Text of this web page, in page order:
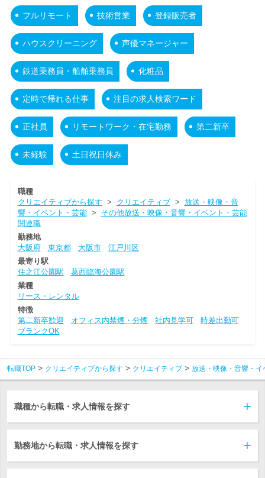
フルリモート 技術営業 登録販売者
ハウスクリーニング 声優マネージャー
鉄道乗務員・船舶乗務員 化粧品
定時で帰れる仕事 注目の求人検索ワード
正社員 リモートワーク・在宅勤務 第二新卒
未経験 土日祝日休み
職種
クリエイティブから探す > クリエイティブ> 放送・映像・音
響・イベント・芸能> その他放送・映像・音響・イベント・芸能
関連職
勤務地
大阪府
東京都 大阪市
江戸川区
最寄り駅
住之江公園駅
葛西臨海公園駅
業種
リース・レンタル
特徴
第二新卒歓迎
オフィス内禁煙・分煙 社内見学可
時差出勤可
ブランクOK
転職TOP クリエイティブから探す クリエイティブ 放送・映像・音響・イ
職種から転職・求人情報を探す
勤務地から転職・求人情報を探す